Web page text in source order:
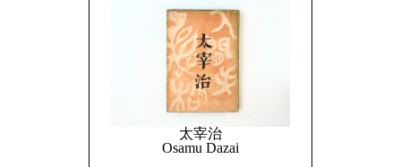
太宰治
Osamu Dazai